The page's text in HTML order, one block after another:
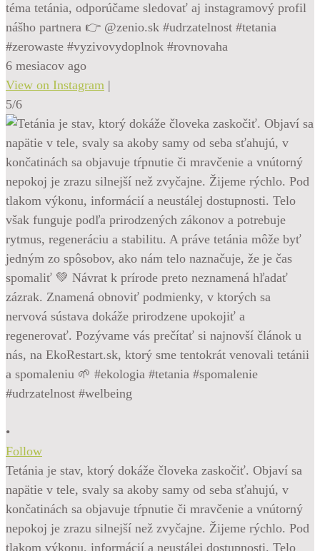
téma tetánia, odporúčame sledovať aj instagramový profil
nášho partnera 👉 @zenio.sk #udrzatelnost #tetania
#zerowaste #vyzivovydoplnok #rovnovaha
6 mesiacov ago
View on Instagram |
5/6
•
Follow
Tetánia je stav, ktorý dokáže človeka zaskočiť. Objaví sa
napätie v tele, svaly sa akoby samy od seba sťahujú, v
končatinách sa objavuje tŕpnutie či mravčenie a vnútorný
nepokoj je zrazu silnejší než zvyčajne. Žijeme rýchlo. Pod
tlakom výkonu, informácií a neustálej dostupnosti. Telo